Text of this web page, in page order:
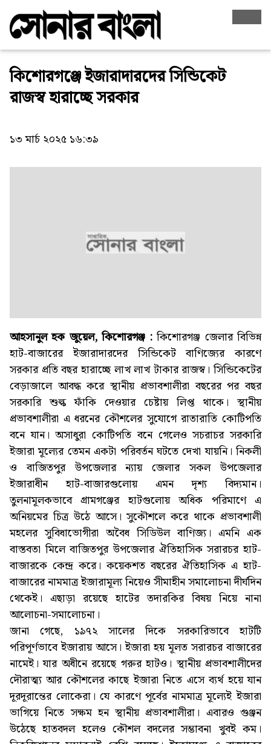
কিশোরগঞ্জে ইজারাদারদের সিন্ডিকেট
রাজস্ব হারাচ্ছে সরকার
১৩ মার্চ ২০২৫ ১৬:৩৯
আহসানুল হক জুয়েল, কিশোরগঞ্জ : কিশোরগঞ্জ জেলার বিভিন্ন
হাট-বাজারের ইজারাদারদের সিন্ডিকেট বাণিজ্যের কারণে
সরকার প্রতি বছর হারাচ্ছে লাখ লাখ টাকার রাজস্ব। সিন্ডিকেটের
বেড়াজালে আবদ্ধ করে স্থানীয় প্রভাবশালীরা বছরের পর বছর
সরকারি শুল্ক ফাঁকি দেওয়ার চেষ্টায় লিপ্ত থাকে। স্থানীয়
প্রভাবশালীরা এ ধরনের কৌশলের সুযোগে রাতারাতি কোটিপতি
বনে যান। অসাধুরা কোটিপতি বনে গেলেও সচরাচর সরকারি
ইজারা মূল্যের তেমন একটা পরিবর্তন ঘটতে দেখা যায়নি। নিকলী
ও বাজিতপুর উপজেলার ন্যায় জেলার সকল উপজেলার
ইজারাধীন হাট-বাজারগুলোয় এমন দৃশ্য বিদ্যমান।
তুলনামূলকভাবে গ্রামগঞ্জের হাটগুলোয় অধিক পরিমাণে এ
অনিয়মের চিত্র উঠে আসে। সুকৌশলে করে থাকে প্রভাবশালী
মহলের সুবিধাভোগীরা অবৈধ সিডিউল বাণিজ্য। এমনি এক
বাস্তবতা মিলে বাজিতপুর উপজেলার ঐতিহাসিক সরারচর হাট-
বাজারকে কেন্দ্র করে। কয়েকশত বছরের ঐতিহাসিক এ হাট-
বাজারের নামমাত্র ইজারামূল্য নিয়েও সীমাহীন সমালোচনা দীর্ঘদিন
থেকেই। এছাড়া রয়েছে হাটের তদারকির বিষয় নিয়ে নানা
আলোচনা-সমালোচনা।
জানা গেছে, ১৯৭২ সালের দিকে সরকারিভাবে হাটটি
পরিপূর্ণভাবে ইজারায় আসে। ইজারা হয় মূলত সরারচর বাজারের
নামেই। যার অধীনে রয়েছে গরুর হাটও। স্থানীয় প্রভাবশালীদের
দৌরাত্ম্য আর কৌশলের কাছে ইজারা নিতে এসে ব্যর্থ হয়ে যান
দূরদূরান্তের লোকেরা। যে কারণে পূর্বের নামমাত্র মূল্যেই ইজারা
ভাগিয়ে নিতে সক্ষম হন স্থানীয় প্রভাবশালীরা। এবারও গুঞ্জন
উঠেছে হাতবদল হলেও কৌশল বদলের সম্ভাবনা খুবই কম।